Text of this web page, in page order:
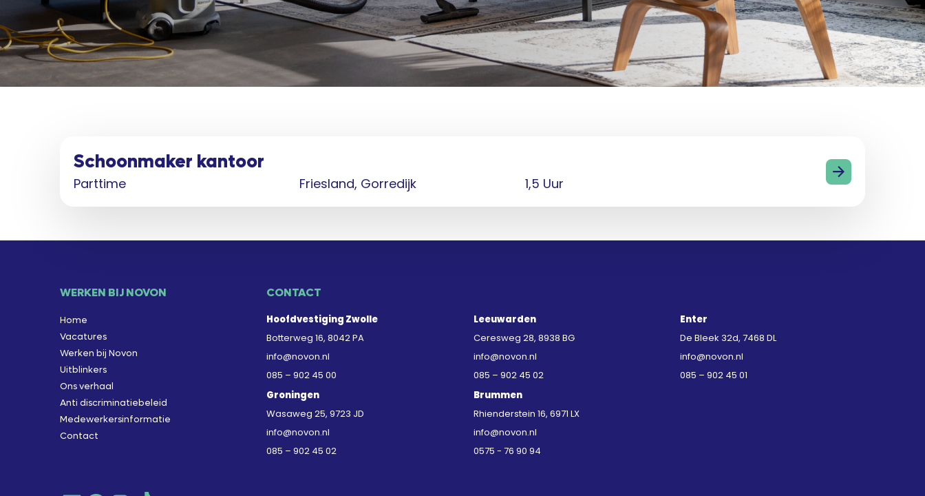
Schoonmaker kantoor
Parttime Friesland, Gorredijk 1,5 Uur
WERKEN BIJ NOVON
Home
Vacatures
Werken bij Novon
Uitblinkers
Ons verhaal
Anti discriminatiebeleid
Medewerkersinformatie
Contact
CONTACT
Hoofdvestiging Zwolle
Botterweg 16, 8042 PA
info@novon.nl
085 – 902 45 00
Leeuwarden
Ceresweg 28, 8938 BG
info@novon.nl
085 – 902 45 02
Enter
De Bleek 32d, 7468 DL
info@novon.nl
085 – 902 45 01
Groningen
Wasaweg 25, 9723 JD
info@novon.nl
085 – 902 45 02
Brummen
Rhienderstein 16, 6971 LX
info@novon.nl
0575 - 76 90 94